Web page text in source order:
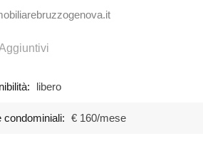
libero
condominiali: € 160/mese